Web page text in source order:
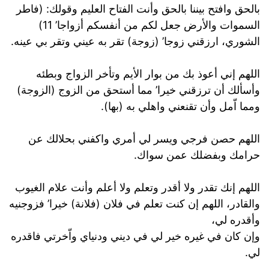
بالحق وافتح بيننا بالحق وأنت الفتاح العليم وقولك: (فاطر
السموات والأرض جعل لكم من أنفسكم أزواجا’ 11)
الشوري، ارزقني زوجا’ (زوجة) تقر به عيني وتقر بي عينه.
اللهم إني أعوذ بك من بوار الأيم وتأخر الزواج وبطئه
وأسألك أن ترزقني خيرا’ مما أستحق من الزوج (الزوجة)
ومما اّمل وأن تقنعني واهلي به (بها).
اللهم حصن فرجي ويسر لي أمري واكفني بحلالك عن
حرامك وبفضلك عمن سواك.
اللهم إنك تقدر ولا أقدر وتعلم ولا أعلم وأنت علام الغيوب
والقادر، اللهم إن كنت تعلم في فلان (فلانة) خيرا’ فزوجنيه
وأقدره لي،
وإن كان في غيره خير لي في ديني ودنياي واّخرتي فاقدره
لي.